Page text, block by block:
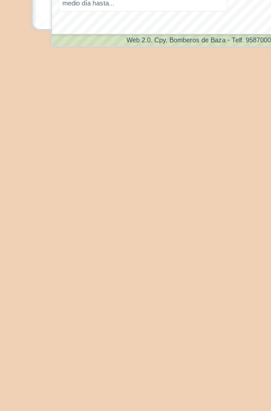
medio día hasta...
Web 2.0 . Cpy. Bomberos de Baza - Telf.